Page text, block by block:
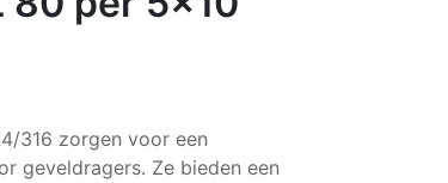
316 zorgen voor een
geveldragers. Ze bieden een